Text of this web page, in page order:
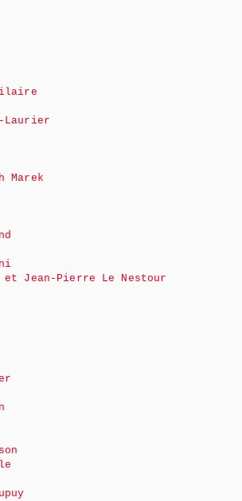
Laurier
Marek
Jean-Pierre Le Nestour